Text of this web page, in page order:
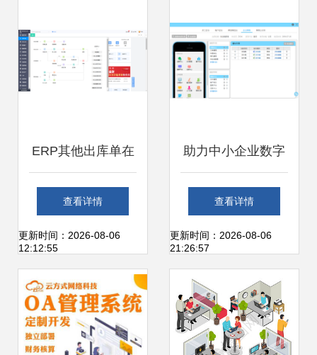
ERP其他出库单在
办公服务软件开发
中的账务处理解析
查看详情
更新时间：2026-08-06
12:12:55
助力中小企业数字
化转型 云路天行办
公服务软件的专业
查看详情
更新时间：2026-08-06
21:26:57